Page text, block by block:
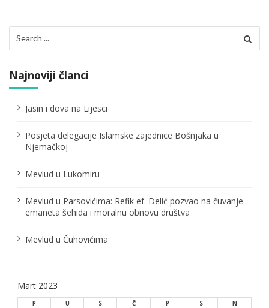
for:
Najnoviji članci
Jasin i dova na Lijesci
Posjeta delegacije Islamske zajednice Bošnjaka u
Njemačkoj
Mevlud u Lukomiru
Mevlud u Parsovićima: Refik ef. Delić pozvao na čuvanje
emaneta šehida i moralnu obnovu društva
Mevlud u Čuhovićima
Mart 2023
P U S Č P S
N